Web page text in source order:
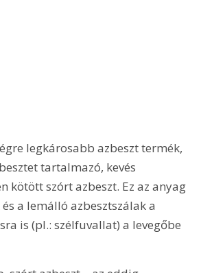
legkárosabb azbeszt termék,
tartalmazó, kevés
kötött szórt azbeszt. Ez az anyag
a lemálló azbesztszálak a
is (pl.: szélfuvallat) a levegőbe